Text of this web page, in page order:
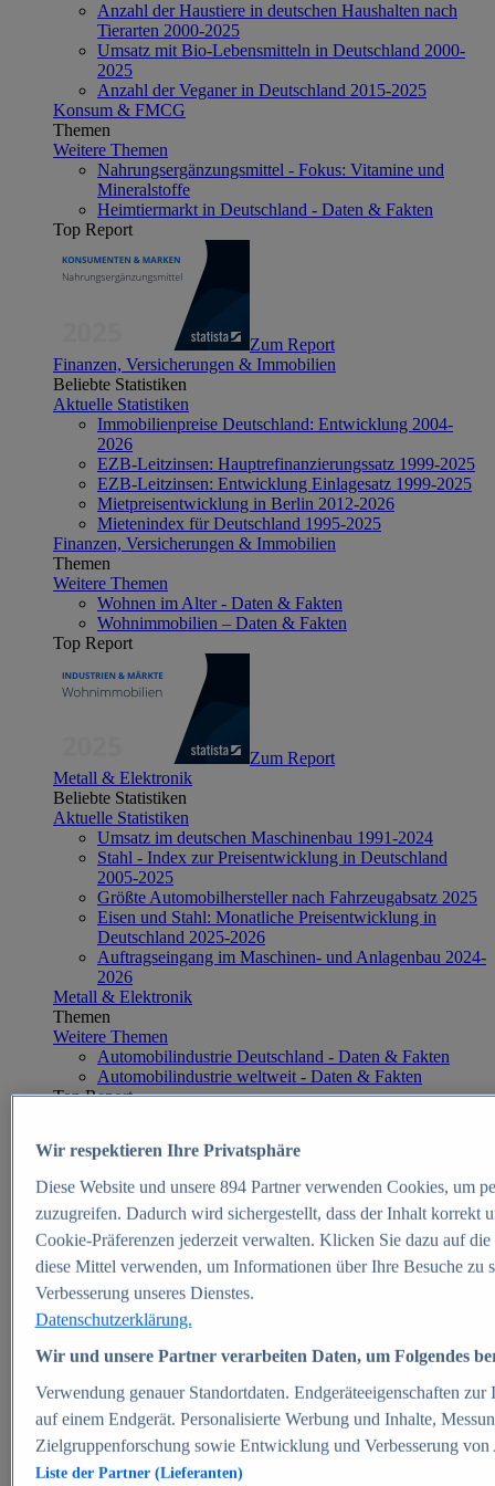
Anzahl der Haustiere in deutschen Haushalten nach
Tierarten 2000-2025
Umsatz mit Bio-Lebensmitteln in Deutschland 2000-
2025
Anzahl der Veganer in Deutschland 2015-2025
Konsum & FMCG
Themen
Weitere Themen
Nahrungsergänzungsmittel - Fokus: Vitamine und
Mineralstoffe
Heimtiermarkt in Deutschland - Daten & Fakten
Top Report
Zum Report
Finanzen, Versicherungen & Immobilien
Beliebte Statistiken
Aktuelle Statistiken
Immobilienpreise Deutschland: Entwicklung 2004-
2026
EZB-Leitzinsen: Hauptrefinanzierungssatz 1999-2025
EZB-Leitzinsen: Entwicklung Einlagesatz 1999-2025
Mietpreisentwicklung in Berlin 2012-2026
Mietenindex für Deutschland 1995-2025
Finanzen, Versicherungen & Immobilien
Themen
Weitere Themen
Wohnen im Alter - Daten & Fakten
Wohnimmobilien – Daten & Fakten
Top Report
Zum Report
Metall & Elektronik
Beliebte Statistiken
Aktuelle Statistiken
Umsatz im deutschen Maschinenbau 1991-2024
Stahl - Index zur Preisentwicklung in Deutschland
2005-2025
Größte Automobilhersteller nach Fahrzeugabsatz 2025
Eisen und Stahl: Monatliche Preisentwicklung in
Deutschland 2025-2026
Auftragseingang im Maschinen- und Anlagenbau 2024-
2026
Metall & Elektronik
Themen
Weitere Themen
Automobilindustrie Deutschland - Daten & Fakten
Automobilindustrie weltweit - Daten & Fakten
Top Report
Zum Report
E-commerce
Beliebte Statistiken
Aktuelle Statistiken
E-Commerce - Entwicklung des Umsatzes in
Deutschland 1999-2025
Umsatz von Amazon in Deutschland und weltweit
2010-2025
B2C-E-Commerce: Top-50 Online Shops in
Deutschland 2024
Marktanteile von Online-Zahlungsverfahren in
Deutschland 2024
Umsatzstarke Warengruppen im Online-Handel in
Deutschland 2023-2025
Wir respektieren Ihre Privatsphäre
Diese Website und unsere 894Partner verwenden Cookies, um
zuzugreifen. Dadurch wird sichergestellt, dass der Inhalt korrekt
Cookie-Präferenzen jederzeit verwalten. Klicken Sie dazu auf
diese Mittel verwenden, um Informationen über Ihre Besuche
Verbesserung unseres Dienstes.
Datenschutzerklärung.
Wir und unsere Partner verarbeiten Daten, um Folgendes
Verwendung genauer Standortdaten. Endgeräteeigenschaften
auf einem Endgerät. Personalisierte Werbung und Inhalte,
Zielgruppenforschung sowie Entwicklung und Verbesserung von
Liste der Partner (Lieferanten)